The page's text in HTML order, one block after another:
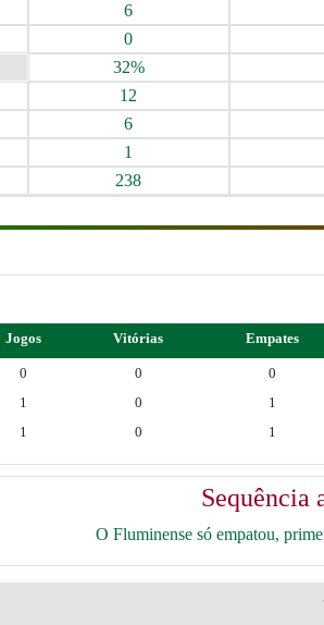
6
0
32%
12
6
1
238
Jogos Vitórias Empates
0 0 0
1 0 1
1 0 1
Sequência
O Fluminense só empatou,